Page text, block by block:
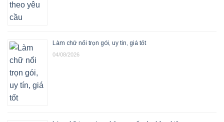
Làm chữ nổi trọn gói, uy tín, giá tốt
04/08/2026